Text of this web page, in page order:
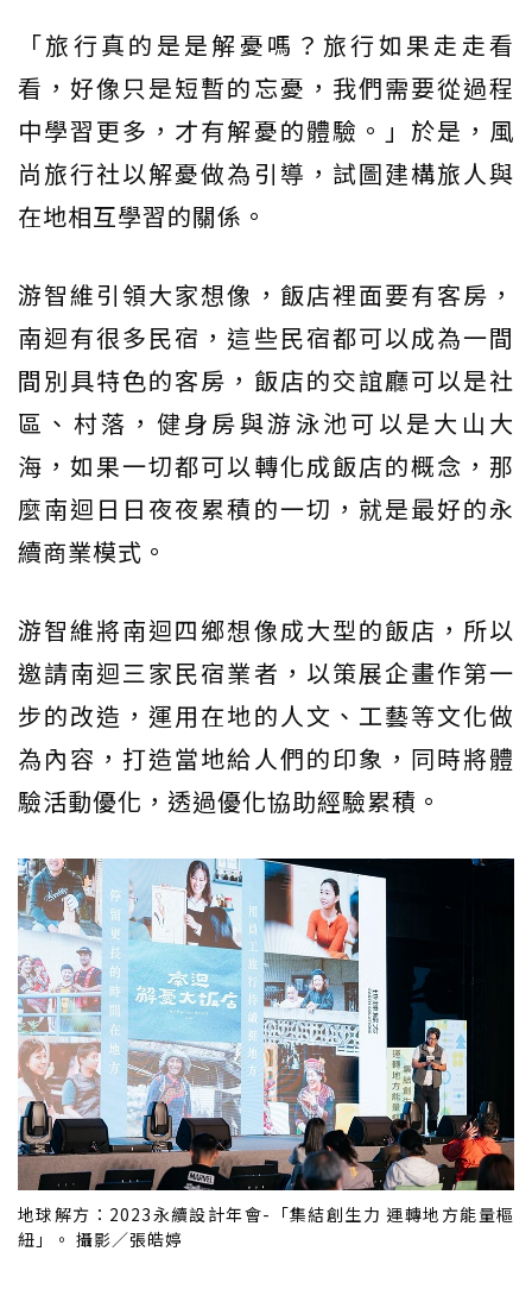
「旅行真的是是解憂嗎？旅行如果走走看
看，好像只是短暫的忘憂，我們需要從過程
中學習更多，才有解憂的體驗。」於是，風
尚旅行社以解憂做為引導，試圖建構旅人與
在地相互學習的關係。
游智維引領大家想像，飯店裡面要有客房，
南迴有很多民宿，這些民宿都可以成為一間
間別具特色的客房，飯店的交誼廳可以是社
區、村落，健身房與游泳池可以是大山大
海，如果一切都可以轉化成飯店的概念，那
麼南迴日日夜夜累積的一切，就是最好的永
續商業模式。
游智維將南迴四鄉想像成大型的飯店，所以
邀請南迴三家民宿業者，以策展企畫作第一
步的改造，運用在地的人文、工藝等文化做
為內容，打造當地給人們的印象，同時將體
驗活動優化，透過優化協助經驗累積。
地球解方：2023永續設計年會-「集結創生力 運轉地方能量樞
紐」。 攝影／張皓婷